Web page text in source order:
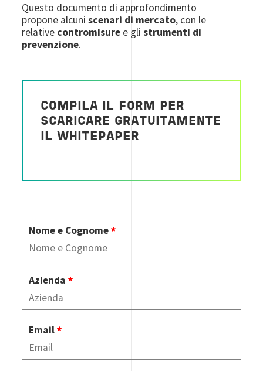
Questo documento di approfondimento
propone alcuniscenari di mercato, con le
relative contromisure e glistrumenti di
prevenzione.
COMPILA IL FORM PER
SCARICARE GRATUITAMENTE
IL WHITEPAPER
Nome e Cognome
Azienda
Email